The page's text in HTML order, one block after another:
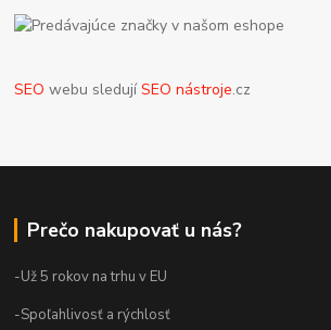
SEO webu sledujíSEO nástroje.cz
Prečo nakupovať u nás?
-Už 5 rokov na trhu v EU
-Spoľahlivosť a rýchlosť